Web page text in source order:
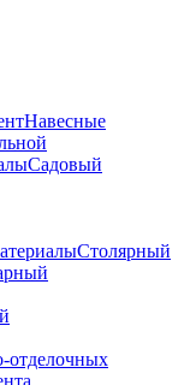
Навесные
Садовый
Столярный
отделочных